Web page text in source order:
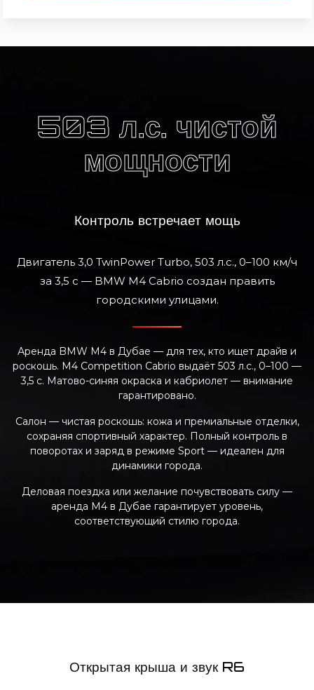
503 л.с. чистой
мощности
Контроль встречает мощь
Двигатель 3,0 TwinPower Turbo, 503 л.с., 0–100 км/ч
за 3,5 c — BMW M4 Cabrio создан править
городскими улицами.
Аренда BMW M4 в Дубае — для тех, кто ищет драйв и
роскошь. M4 Competition Cabrio выдаёт 503 л.с., 0–100 —
3,5 c. Матово-синяя окраска и кабриолет — внимание
гарантировано.
Салон — чистая роскошь: кожа и премиальные отделки,
сохраняя спортивный характер. Полный контроль в
поворотах и заряд в режиме Sport — идеален для
динамики города.
Деловая поездка или желание почувствовать силу —
аренда M4 в Дубае гарантирует уровень,
соответствующий стилю города.
Открытая крыша и звук R6